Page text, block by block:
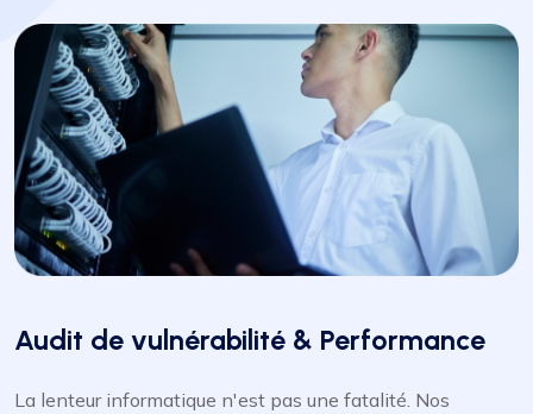
Audit de vulnérabilité & Performance
La lenteur informatique n'est pas une fatalité. Nos